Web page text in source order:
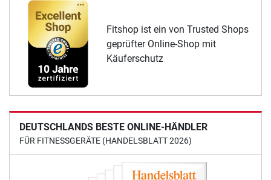
Fitshop ist ein von Trusted Shops
geprüfter Online-Shop mit
Käuferschutz
DEUTSCHLANDS BESTE ONLINE-HÄNDLER
FÜR FITNESSGERÄTE (HANDELSBLATT 2026)